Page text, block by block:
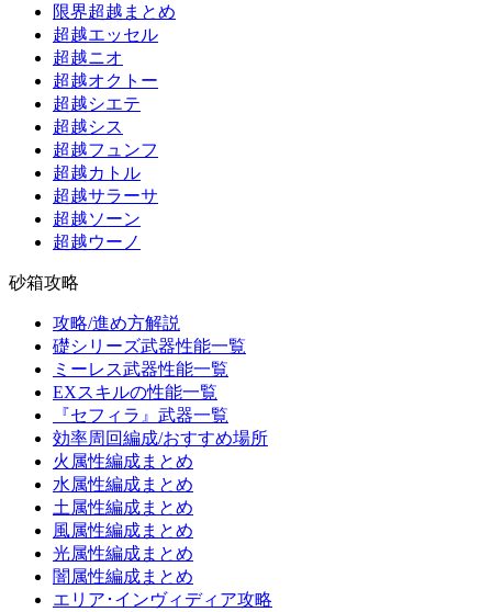
限界超越まとめ
超越エッセル
超越ニオ
超越オクトー
超越シエテ
超越シス
超越フュンフ
超越カトル
超越サラーサ
超越ソーン
超越ウーノ
砂箱攻略
攻略/進め方解説
礎シリーズ武器性能一覧
ミーレス武器性能一覧
EXスキルの性能一覧
『セフィラ』武器一覧
効率周回編成/おすすめ場所
火属性編成まとめ
水属性編成まとめ
土属性編成まとめ
風属性編成まとめ
光属性編成まとめ
闇属性編成まとめ
エリア･インヴィディア攻略